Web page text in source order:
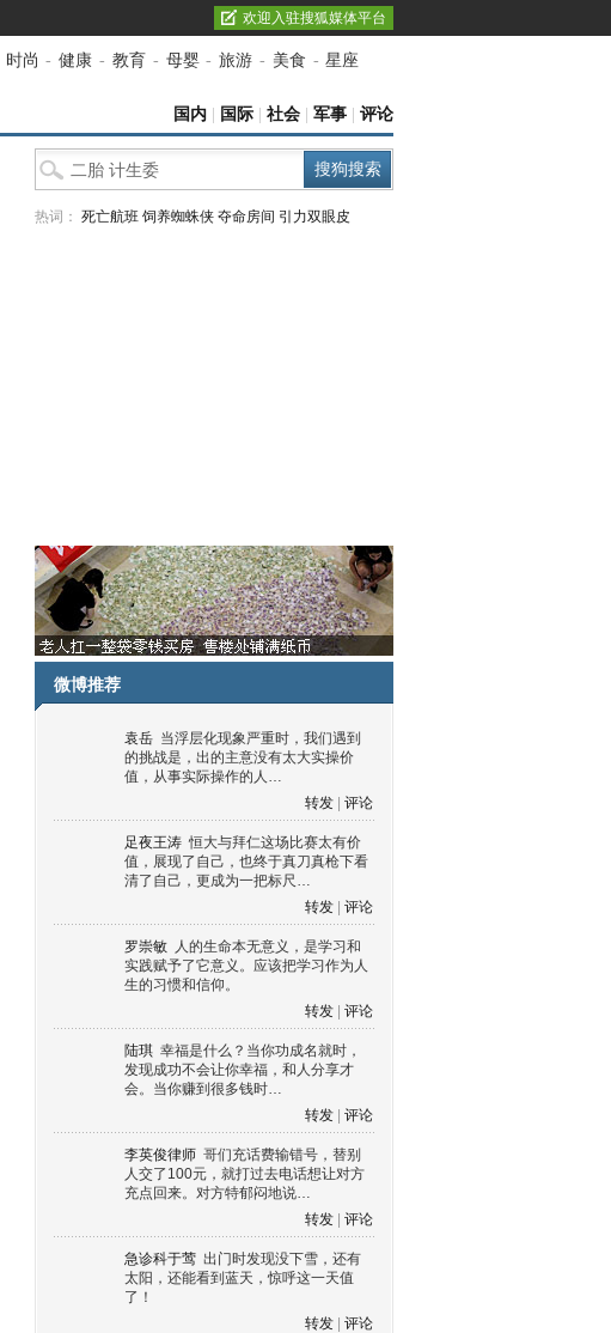
欢迎入驻搜狐媒体平台
时尚 - 健康 - 教育 - 母婴 - 旅游 - 美食 - 星座
国内 国际 社会 军事 评论
热词： 死亡航班 饲养蜘蛛侠 夺命房间 引力双眼皮
微博推荐
袁岳 当浮层化现象严重时，我们遇到
的挑战是，出的主意没有太大实操价
值，从事实际操作的人…
转发
评论
足夜王涛 恒大与拜仁这场比赛太有价
值，展现了自己，也终于真刀真枪下看
清了自己，更成为一把标尺…
转发
评论
罗崇敏 人的生命本无意义，是学习和
实践赋予了它意义。应该把学习作为人
生的习惯和信仰。
转发
评论
陆琪 幸福是什么？当你功成名就时，
发现成功不会让你幸福，和人分享才
会。当你赚到很多钱时…
转发
评论
李英俊律师 哥们充话费输错号，替别
人交了100元，就打过去电话想让对方
充点回来。对方特郁闷地说…
转发
评论
急诊科于莺 出门时发现没下雪，还有
太阳，还能看到蓝天，惊呼这一天值
了！
转发
评论